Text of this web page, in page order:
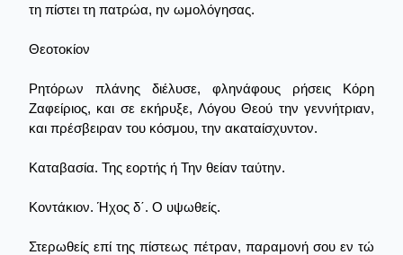
τη πίστει τη πατρώα, ην ωμολόγησας.
Θεοτοκίον
Ρητόρων πλάνης διέλυσε, φληνάφους ρήσεις Κόρη
Ζαφείριος, και σε εκήρυξε, Λόγου Θεού την γεννήτριαν,
και πρέσβειραν του κόσμου, την ακαταίσχυντον.
Καταβασία. Της εορτής ή Την θείαν ταύτην.
Κοντάκιον. Ήχος δ΄. Ο υψωθείς.
Στερωθείς επί της πίστεως πέτραν, παραμονή σου εν τώ